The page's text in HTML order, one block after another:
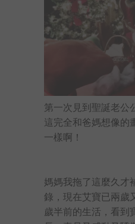
第一次見到聖誕老公
這完全和爸媽想像的
一樣啊！
媽媽我拖了這麼久才
錄，現在艾寶已兩歲
歲半前的生活，看到